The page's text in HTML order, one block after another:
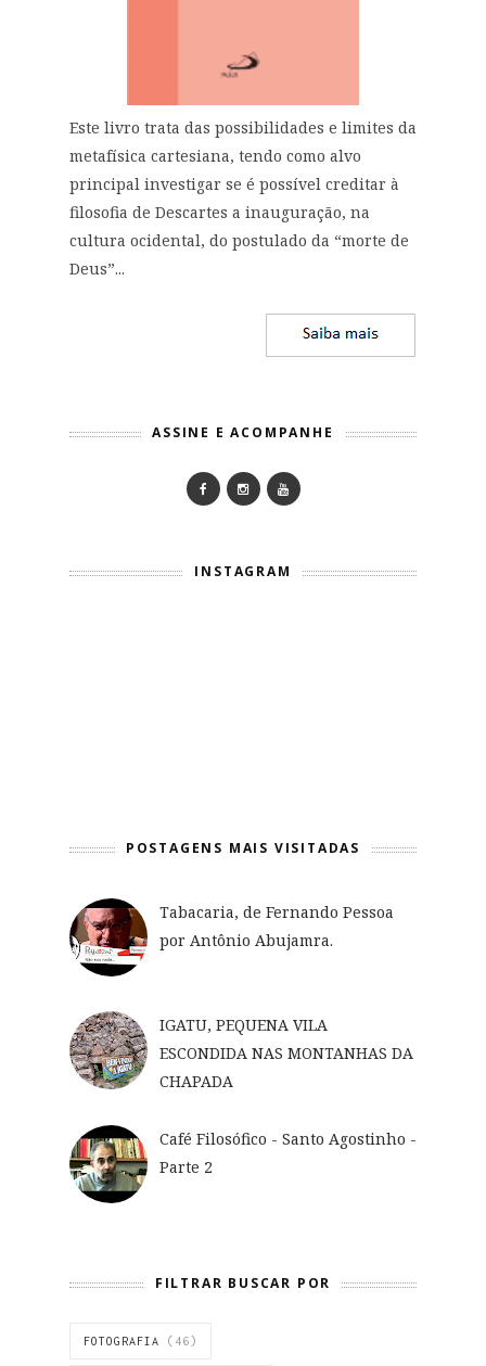
Este livro trata das possibilidades e limites da
metafísica cartesiana, tendo como alvo
principal investigar se é possível creditar à
filosofia de Descartes a inauguração, na
cultura ocidental, do postulado da “morte de
Deus”...
ASSINE E ACOMPANHE
INSTAGRAM
POSTAGENS MAIS VISITADAS
Tabacaria, de Fernando Pessoa
por Antônio Abujamra.
IGATU, PEQUENA VILA
ESCONDIDA NAS MONTANHAS DA
CHAPADA
Café Filosófico - Santo Agostinho -
Parte 2
FILTRAR BUSCAR POR
FOTOGRAFIA (46)